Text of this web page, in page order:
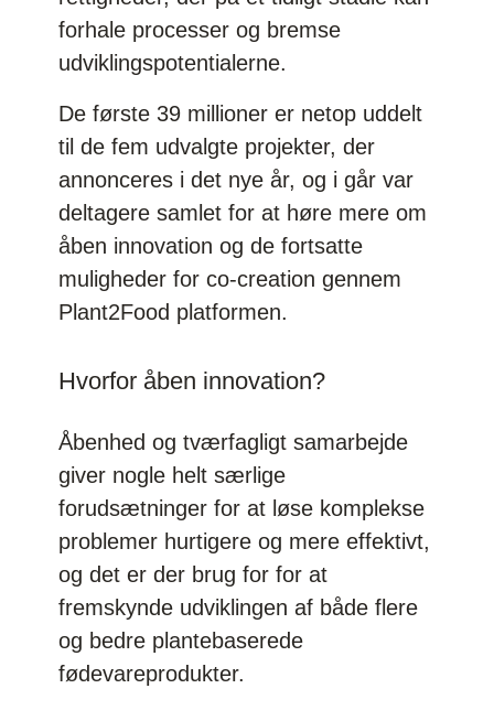
forhale processer og bremse
udviklingspotentialerne.
De første 39 millioner er netop uddelt
til de fem udvalgte projekter, der
annonceres i det nye år, og i går var
deltagere samlet for at høre mere om
åben innovation og de fortsatte
muligheder for co-creation gennem
Plant2Food platformen.
Hvorfor åben innovation?
Åbenhed og tværfagligt samarbejde
giver nogle helt særlige
forudsætninger for at løse komplekse
problemer hurtigere og mere effektivt,
og det er der brug for for at
fremskynde udviklingen af både flere
og bedre plantebaserede
fødevareprodukter.